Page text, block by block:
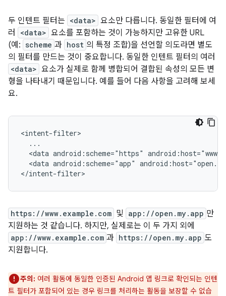
두 인텐트 필터는 <data> 요소만 다릅니다. 동일한 필터에 여
러
<data> 요소를 포함하는 것이 가능하지만 고유한 URL
(예: scheme 과 host 의 특정 조합)을 선언할 의도라면 별도
의 필터를 만드는 것이 중요합니다. 동일한 인텐트 필터의 여러
<data> 요소가 실제로 함께 병합되어 결합된 속성의 모든 변
형을 나타내기 때문입니다. 예를 들어 다음 사항을 고려해 보세
요.
<data android:scheme="https"
<data android:scheme="app"
https://www.example.com 및 app://open.my.app 만
지원하는 것 같습니다. 하지만, 실제로는 이 두 가지 외에
app://www.example.com 과 https://open.my.app 도
지원합니다.
주의: 여러 활동에 동일한 인증된 Android 앱 링크로 확인되는 인텐
트 필터가 포함되어 있는 경우 링크를 처리하는 활동을 보장할 수 없습